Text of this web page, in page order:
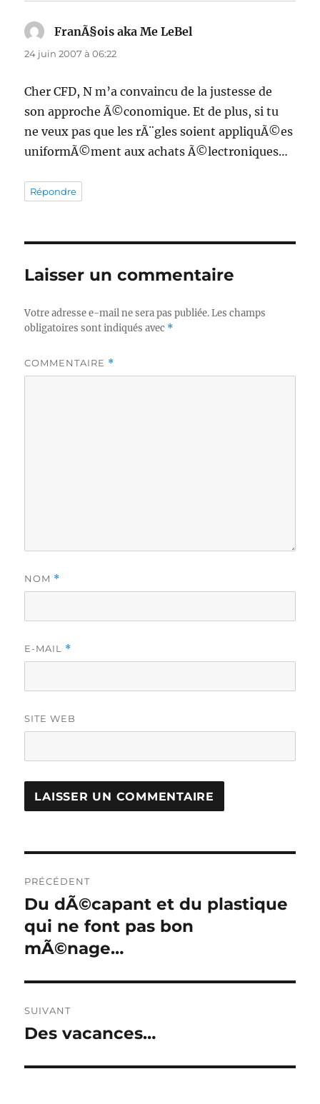
FranÃ§ois aka Me LeBel
24 juin 2007 à 06:22
Cher CFD, N m’a convaincu de la justesse de
son approche Ã©conomique. Et de plus, si tu
ne veux pas que les rÃ¨gles soient appliquÃ©es
uniformÃ©ment aux achats Ã©lectroniques…
Répondre
Laisser un commentaire
Votre adresse e-mail ne sera pas publiée. Les champs
obligatoires sont indiqués avec *
COMMENTAIRE *
NOM *
E-MAIL *
SITE WEB
de
l’article
PRÉCÉDENT
Publication
précédente :
Du dÃ©capant et du plastique
qui ne font pas bon
mÃ©nage…
SUIVANT
Publication
Des vacances…